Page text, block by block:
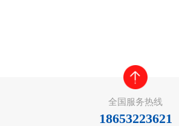
全国服务热线
18653223621